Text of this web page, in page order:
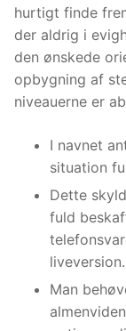
hurtigt finde
der aldrig i
den ønskede
opbygning af
niveauerne er
I navnet
situation
Dette
fuld
liveversion.
Man